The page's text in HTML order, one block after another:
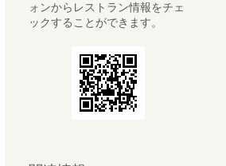
ォンからレストラン情報をチェ
ックすることができます。